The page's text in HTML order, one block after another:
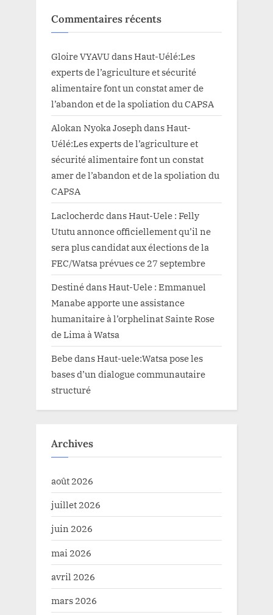
Commentaires récents
Gloire VYAVUdansHaut-Uélé:Les
experts de l’agriculture et sécurité
alimentaire font un constat amer de
l’abandon et de la spoliation du CAPSA
Alokan Nyoka JosephdansHaut-
Uélé:Les experts de l’agriculture et
sécurité alimentaire font un constat
amer de l’abandon et de la spoliation du
CAPSA
Laclocherdc dansHaut-Uele : Felly
Ututu annonce officiellement qu’il ne
sera plus candidat aux élections de la
FEC/Watsa prévues ce 27 septembre
DestinédansHaut-Uele : Emmanuel
Manabe apporte une assistance
humanitaire à l’orphelinat Sainte Rose
de Lima à Watsa
BebedansHaut-uele:Watsa pose les
bases d’un dialogue communautaire
structuré
Archives
août 2026
juillet 2026
juin 2026
mai 2026
avril 2026
mars 2026